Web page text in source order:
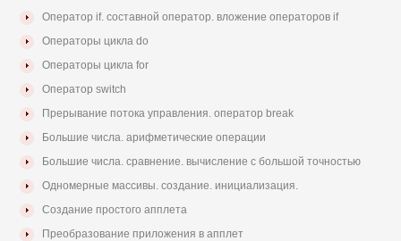
Оператор if. составной оператор. вложение операторов if
Операторы цикла do
Операторы цикла for
Оператор switch
Прерывание потока управления. оператор break
Большие числа. арифметические операции
Большие числа. сравнение. вычисление с большой точностью
Одномерные массивы. создание. инициализация.
Создание простого апплета
Преобразование приложения в апплет